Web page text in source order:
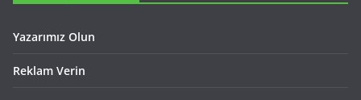
Yazarımız Olun
Reklam Verin